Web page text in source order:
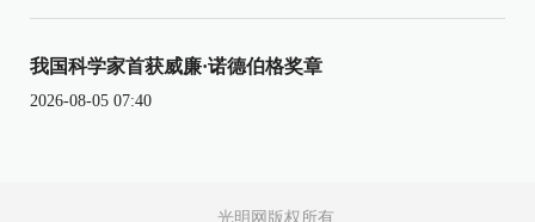
我国科学家首获威廉·诺德伯格奖章
2026-08-05 07:40
光明网版权所有